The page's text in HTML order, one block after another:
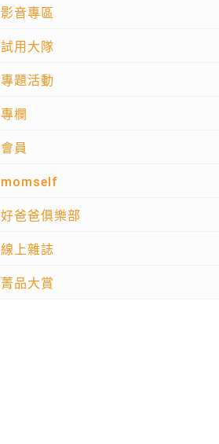
影音專區
試用大隊
專題活動
專欄
會員
momself
好爸爸俱樂部
線上雜誌
菁品大賞